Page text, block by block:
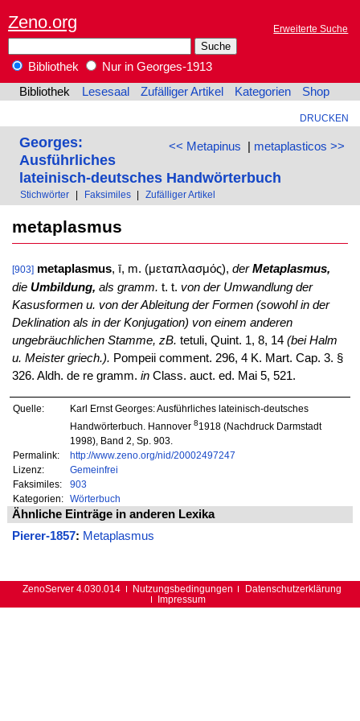
Zeno.org Erweiterte Suche
Bibliothek
Nur in Georges-1913
Bibliothek
Lesesaal Zufälliger Artikel Kategorien Shop
DRUCKEN
<< Metapinus | metaplasticos >>
Georges:
Ausführliches
lateinisch-deutsches Handwörterbuch
Stichwörter Faksimiles Zufälliger Artikel
metaplasmus
[903] metaplasmus, ī, m. (μεταπλασμός), der Metaplasmus,
die Umbildung, als gramm. t. t. von der Umwandlung der
Kasusformen u. von der Ableitung der Formen (sowohl in der
Deklination als in der Konjugation) von einem anderen
ungebräuchlichen Stamme, zB. tetuli, Quint. 1, 8, 14 (bei Halm
u. Meister griech.). Pompeii comment. 296, 4 K. Mart. Cap. 3. §
326. Aldh. de re gramm. inClass. auct. ed. Mai 5, 521.
Quelle:
Karl Ernst Georges: Ausführliches lateinisch-deutsches
Handwörterbuch. Hannover 81918 (Nachdruck Darmstadt
1998), Band 2, Sp. 903.
Permalink:
http://www.zeno.org/nid/20002497247
Lizenz:
Gemeinfrei
Faksimiles:
903
Kategorien:
Wörterbuch
Ähnliche Einträge in anderen Lexika
Pierer-1857: Metaplasmus
ZenoServer 4.030.014 Nutzungsbedingungen
Datenschutzerklärung
Impressum